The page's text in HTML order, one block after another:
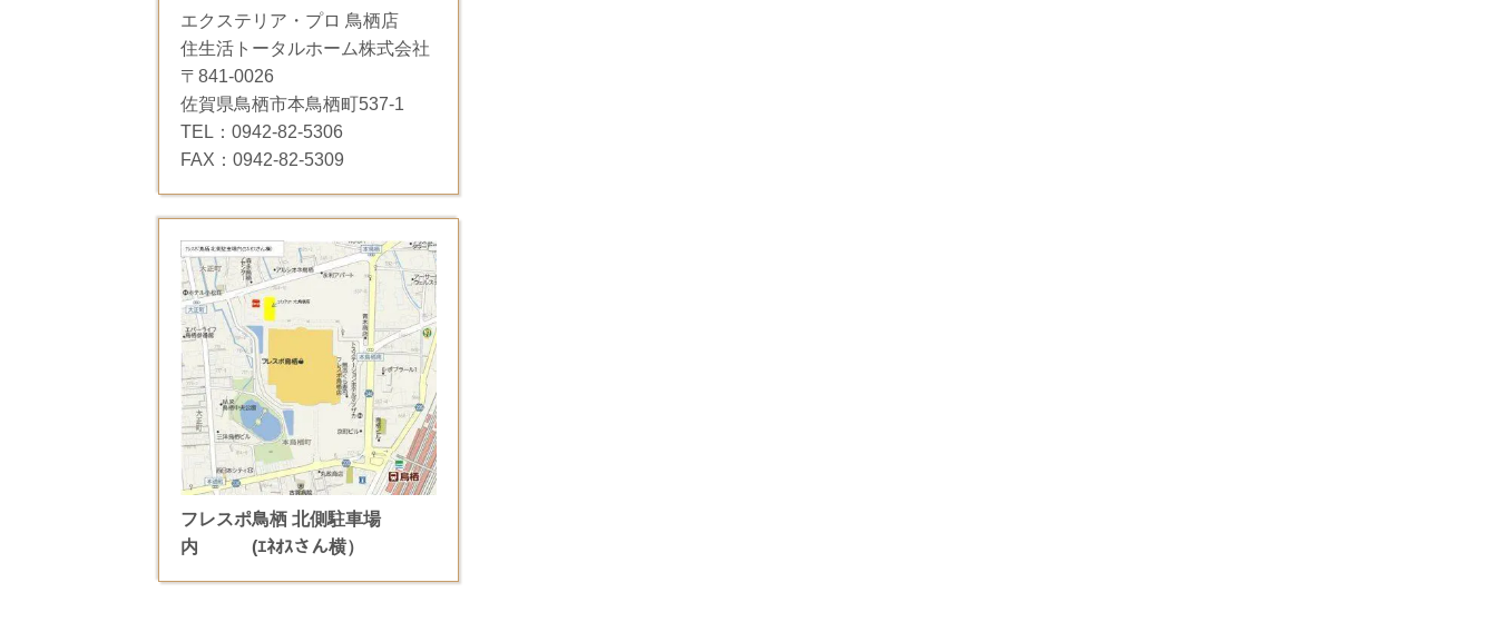
エクステリア・プロ 鳥栖店
住生活トータルホーム株式会社
〒841-0026
佐賀県鳥栖市本鳥栖町537-1
TEL：0942-82-5306
FAX：0942-82-5309
フレスポ鳥栖 北側駐車場
内 (ｴﾈｵｽさん横）